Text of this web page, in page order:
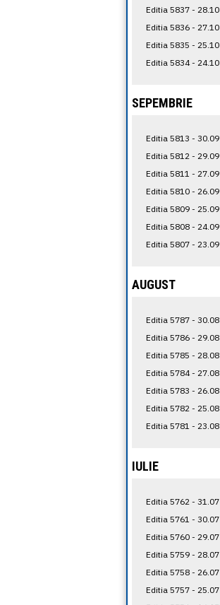
Editia 5837 - 28.10
Editia 5836 - 27.10
Editia 5835 - 25.10
Editia 5834 - 24.10
SEPEMBRIE
Editia 5813 - 30.09
Editia 5812 - 29.09
Editia 5811 - 27.09
Editia 5810 - 26.09
Editia 5809 - 25.09
Editia 5808 - 24.09
Editia 5807 - 23.09
AUGUST
Editia 5787 - 30.08
Editia 5786 - 29.08
Editia 5785 - 28.08
Editia 5784 - 27.08
Editia 5783 - 26.08
Editia 5782 - 25.08
Editia 5781 - 23.08
IULIE
Editia 5762 - 31.07
Editia 5761 - 30.07
Editia 5760 - 29.07
Editia 5759 - 28.07
Editia 5758 - 26.07
Editia 5757 - 25.07